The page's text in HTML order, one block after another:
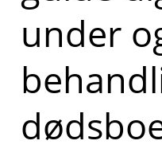
under